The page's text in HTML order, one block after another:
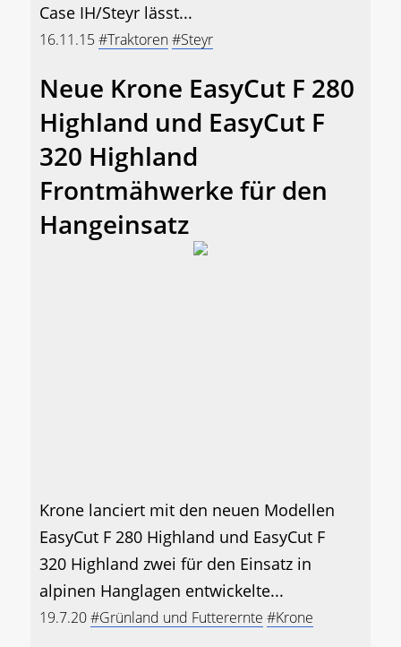
Case IH/Steyr lässt...
16.11.15#Traktoren#Steyr
Neue Krone EasyCut F 280
Highland und EasyCut F
320 Highland
Frontmähwerke für den
Hangeinsatz
Krone lanciert mit den neuen Modellen
EasyCut F 280 Highland und EasyCut F
320 Highland zwei für den Einsatz in
alpinen Hanglagen entwickelte...
19.7.20#Grünland und Futterernte #Krone